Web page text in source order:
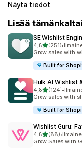
Näytä tiedot
Lisää
SE Wishlist
4,8/ 5 tähteä
(251)
251 arvostelua
•
Grow sales with
Built for
Hulk AI Wishlist
4,8/ 5 tähteä
(124)
124 arvostelua
•
Grow sales with
Built for
Wishlist Guru:
4,8/ 5 tähteä
(88)
88 arvostelua
•
Grow Sales with